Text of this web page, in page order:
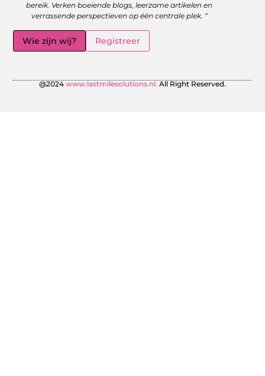
bereik. Verken boeiende blogs, leerzame artikelen en
verrassende perspectieven op één centrale plek. “
Wie zijn wij? Registreer
@2024 www.lastmilesolutions.nl. All Right Reserved.